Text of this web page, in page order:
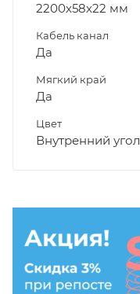
2200х58х22 мм
Кабель канал
Да
Мягкий край
Да
Цвет
Внутренний угол